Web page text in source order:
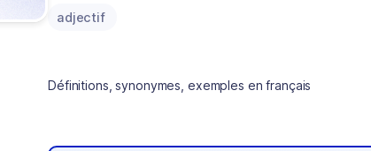
adjectif
Définitions, synonymes, exemples en français